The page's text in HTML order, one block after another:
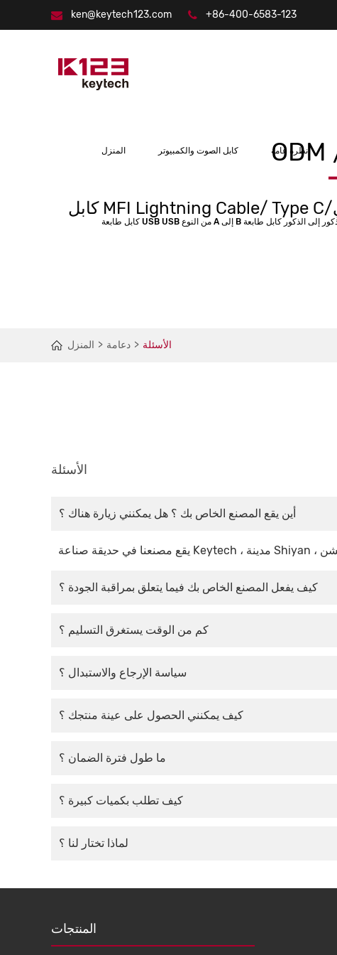
ken@keytech123.com +86-400-6583-123
المنزل كابل الصوت والكمبيوتر نظرة عامة
كابل MFI Lightning Cable/ Type C/شاحن لاسلكي (br />) شحن سريع ، تسويق عالمي ،
المنزل دعامة الأسئلة
الأسئلة
أين يقع المصنع الخاص بك ؟ هل يمكنني زيارة هناك ؟
كيف يفعل المصنع الخاص بك فيما يتعلق بمراقبة الجودة ؟
كم من الوقت يستغرق التسليم ؟
سياسة الإرجاع والاستبدال ؟
كيف يمكنني الحصول على عينة منتجك ؟
ما طول فترة الضمان ؟
كيف تطلب بكميات كبيرة ؟
لماذا تختار لنا ؟
المنتجات